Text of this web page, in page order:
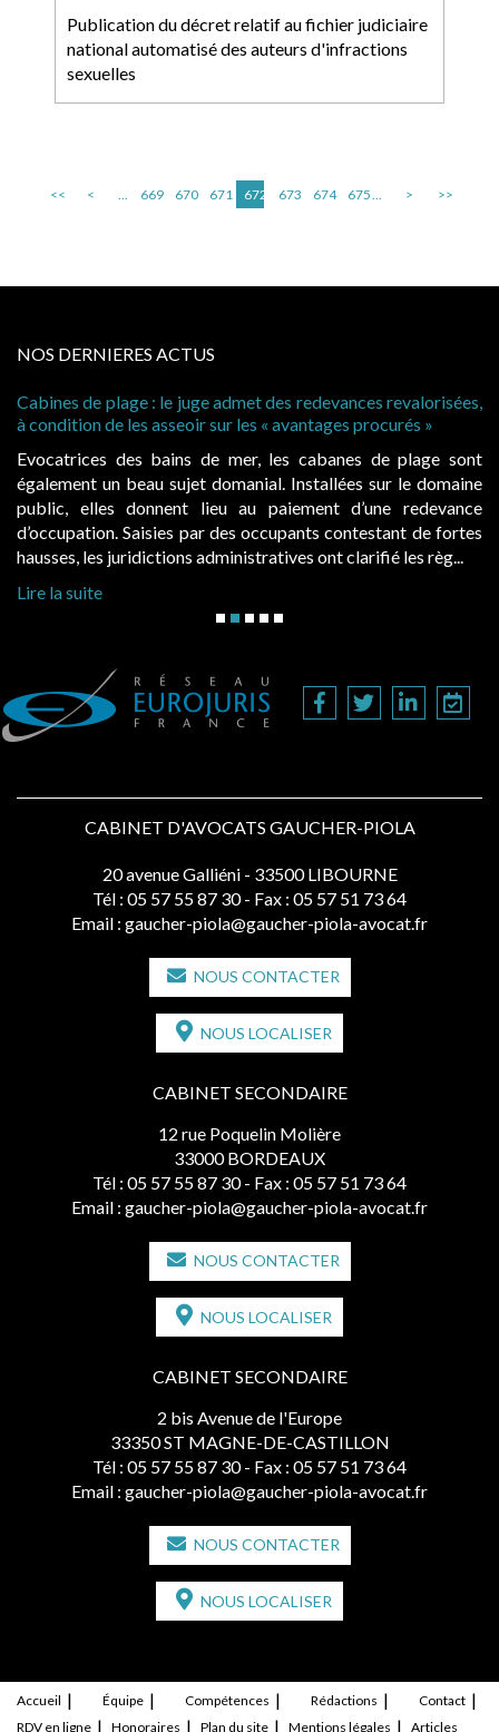
Publication du décret relatif au fichier judiciaire
national automatisé des auteurs d'infractions
sexuelles
<< < ... 669 670 671 672 673 674 675... > >>
NOS DERNIERES ACTUS
Cabines de plage : le juge admet des redevances revalorisées,
à condition de les asseoir sur les « avantages procurés »
Evocatrices des bains de mer, les cabanes de plage sont
également un beau sujet domanial. Installées sur le domaine
public, elles donnent lieu au paiement d’une redevance
d’occupation. Saisies par des occupants contestant de fortes
hausses, les juridictions administratives ont clarifié les règ...
Lire la suite
CABINET D'AVOCATS GAUCHER-PIOLA
20 avenue Galliéni - 33500 LIBOURNE
Tél : 05 57 55 87 30 - Fax : 05 57 51 73 64
Email : gaucher-piola@gaucher-piola-avocat.fr
NOUS CONTACTER
NOUS LOCALISER
CABINET SECONDAIRE
12 rue Poquelin Molière
33000 BORDEAUX
Tél : 05 57 55 87 30 - Fax : 05 57 51 73 64
Email : gaucher-piola@gaucher-piola-avocat.fr
NOUS CONTACTER
NOUS LOCALISER
CABINET SECONDAIRE
2 bis Avenue de l'Europe
33350 ST MAGNE-DE-CASTILLON
Tél : 05 57 55 87 30 - Fax : 05 57 51 73 64
Email : gaucher-piola@gaucher-piola-avocat.fr
NOUS CONTACTER
NOUS LOCALISER
Accueil Équipe Compétences Rédactions
Contact
RDV en ligne
Honoraires Plan du site Mentions légales Articles